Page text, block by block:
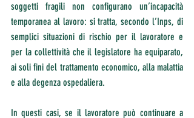
soggetti fragili non configurano un’incapacità
temporanea al lavoro: si tratta, secondo l’Inps, di
semplici situazioni di rischio per il lavoratore e
per la collettività che il legislatore ha equiparato,
ai soli fini del trattamento economico, alla malattia
e alla degenza ospedaliera.
In questi casi, se il lavoratore può continuare a